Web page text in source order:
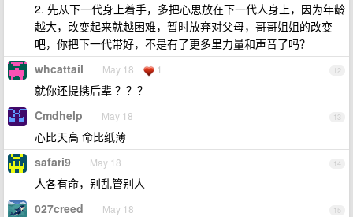
2. 先从下一代身上着手，多把心思放在下一代人身上，因为年龄
越大，改变起来就越困难，暂时放弃对父母，哥哥姐姐的改变
吧，你把下一代带好，不是有了更多里力量和声音了吗？
12
whcattail May 18 1
就你还提携后辈 ？？？
13
Cmdhelp May 18
心比天高 命比纸薄
14
safari9 May 18
人各有命，别乱管别人
15
027creed May 18